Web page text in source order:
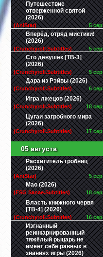
Путешествие
отверженной святой
(2026)
(AniStar) 5
Вперёд, отряд мистики!
(2026)
(Crunchyroll.Subtitles) 5
Сто девушек [ТВ-3]
(2026)
(Crunchyroll.Subtitles) 5
Дара из Рэйвы (2026)
(Crunchyroll.Subtitles) 6
Игра лжецов (2026)
(Crunchyroll.Subtitles) 18
Цугаи загробного мира
(2026)
(Crunchyroll.Subtitles) 17
05 августа
Расхититель гробниц
(2026)
(AniStar) 5
Мао (2026)
(FSG Sanae.Subtitles) 18
Власть книжного червя
[ТВ-4] (2026)
(Crunchyroll.Subtitles) 16
Изгнанный
реинкарнированный
тяжёлый рыцарь не
имеет себе равных в
знаниях игры (2026)